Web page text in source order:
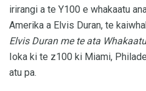
irirangi a te Y100 e whakaatu
Amerika a Elvis Duran, te
Elvis Duran me te ata
Ioka ki te z100 ki Miami,
atu pa.